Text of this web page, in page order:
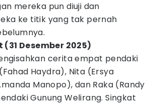
mereka pun diuji dan
ke titik yang tak pernah
(31 Desember 2025)
cerita empat pendaki
Haydra), Nita (Ersya
Manopo), dan Raka (Randy
Gunung Welirang. Singkat